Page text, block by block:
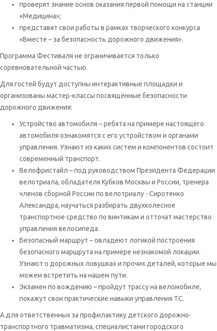
проверят знание основ оказания первой помощи на станции
«Медицина»;
представят свои работы в рамках творческого конкурса
«Вместе – за безопасность дорожного движения».
Программа Фестиваля не ограничивается только
соревновательной частью.
Для гостей будут доступны интерактивные площадки и
организованы мастер-классы посвящённые безопасности
дорожного движения:
Устройство автомобиля – ребята на примере настоящего
автомобиля ознакомятся с его устройством и органами
управления. Узнают из каких систем и компонентов состоит
современный транспорт.
Велофристайл – под руководством Президента Федерации
велотриала, обладателя Кубков Москвы и России, тренера
членов сборной России по велотриалу - Сиротенко
Александра, научаться разбирать двухколесное
транспортное средство по винтикам и отточат мастерство
управления велосипеда.
Безопасный маршрут – овладеют логикой построения
безопасного маршрута на примере незнакомой локации.
Узнают о дорожных ловушках и прочих деталей, которые мы
можем встретить на нашем пути.
Экзамен по вождению – пройдут трассу на веломобиле,
покажут свои практические навыки управления ТС.
А для ответственных за профилактику детского дорожно-
транспортного травматизма, специалистами городского